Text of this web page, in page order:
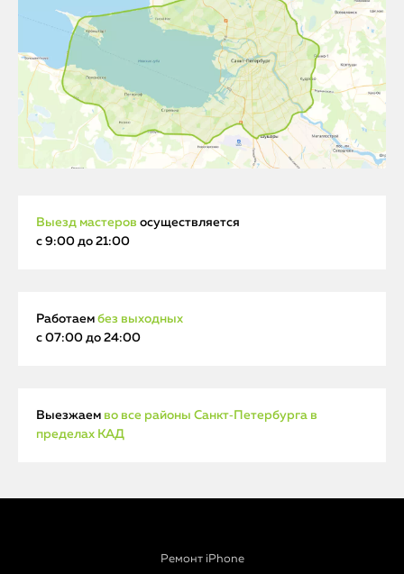
Выезд мастеров осуществляется
с 9:00 до 21:00
Работаем без выходных
с 07:00 до 24:00
Выезжаем во все районы Санкт‑Петербурга в
пределах КАД
Ремонт iPhone